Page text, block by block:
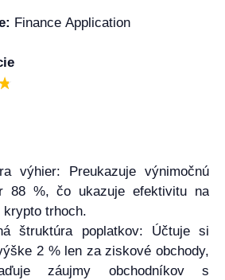
Finance Application
výhier: Preukazuje výnimočnú
88 %, čo ukazuje efektivitu na
krypto trhoch.
štruktúra poplatkov: Účtuje si
2 % len za ziskové obchody,
záujmy obchodníkov s